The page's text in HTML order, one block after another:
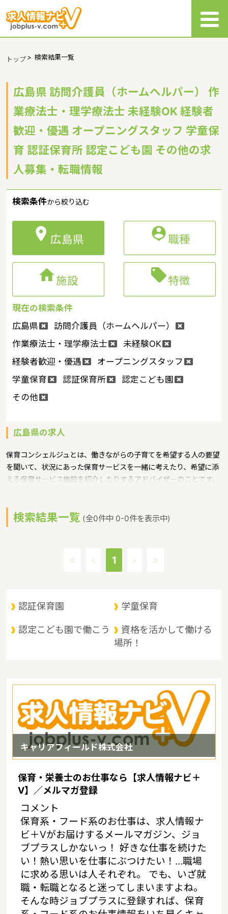
トップ> 検索結果一覧
広島県 訪問介護員（ホームヘルパー） 作
業療法士・理学療法士 未経験OK 経験者
歓迎・優遇 オープニングスタッフ 学童保
育 認証保育所 認定こども園 その他の求
人募集・転職情報
検索条件から絞り込む
 広島県 職種
施設 特徴
現在の検索条件
広島県
訪問介護員（ホームヘルパー）
作業療法士・理学療法士
未経験OK
経験者歓迎・優遇
オープニングスタッフ
学童保育
認証保育所
認定こども園
その他
広島県の求人
保育コンシェルジュとは、働きながらの子育てを希望する人の要望
を聞いて、状況にあった保育サービスを一緒に考えたり、希望に添
える保育サービス施設を紹介したりするアドバイザーのことです。
する取り組みを行っています。 広島県の政令指定都市は広島市、人
口は2832035人（2017/5/1現在）です。広島県内には、保育所や
6.4万円（2017年10月賃貸住宅 D-room調べ） 広島県は、原爆ド
り、観光地としても魅力的な都市であるというような特徴があるエ
検索結果一覧 (全0件中 0-0件を表示中)
1
認証保育園 学童保育
認定こども園で働こう
資格を活かして働ける
場所！
キャリアフィールド株式会社
保育・栄養士のお仕事なら【求人情報ナビ＋
V】／メルマガ登録
コメント
保育系・フード系のお仕事は、求人情報ナ
ビ＋Vがお届けするメールマガジン、ジョ
ブプラスしかないっ！ 好きな仕事を続けた
い！熱い思いを仕事にぶつけたい！…職場
に求める思いは人それぞれ。 でも、いざ就
職・転職となると迷ってしまいますよね。
そんな時ジョブプラスに登録すれば、保育